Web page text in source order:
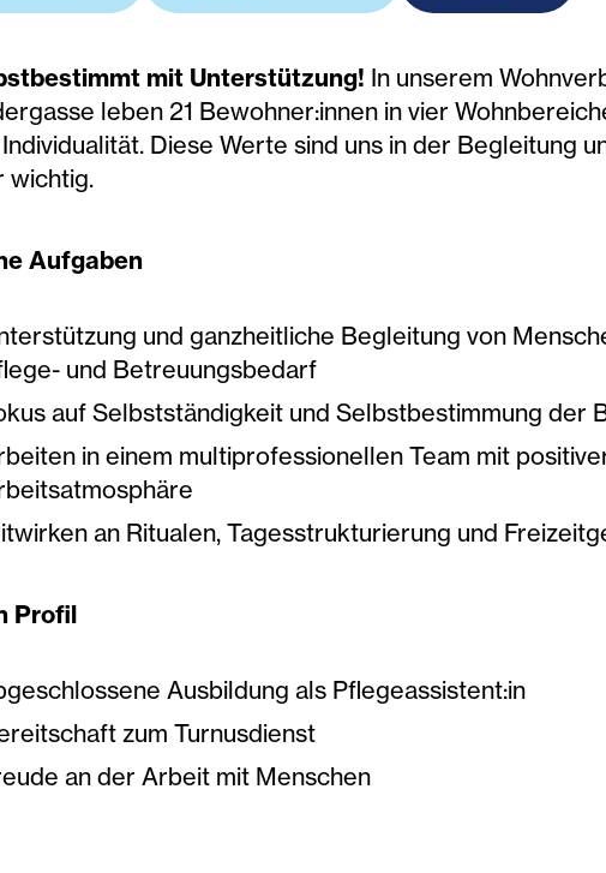
mit Unterstützung! In unserem
leben 21 Bewohner:innen in vier
Diese Werte sind uns in der Begleitung
wichtig.
Aufgaben
und ganzheitliche Begleitung von
und Betreuungsbedarf
auf Selbstständigkeit und Selbstbestimmung der
in einem multiprofessionellen Team mit
an Ritualen, Tagesstrukturierung und
Profil
Ausbildung als Pflegeassistent:in
zum Turnusdienst
an der Arbeit mit Menschen